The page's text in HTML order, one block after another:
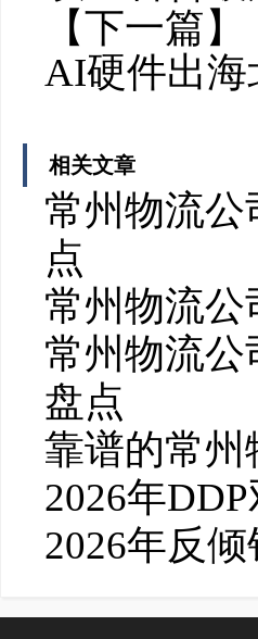
【下一篇】
AI硬件出海
相关文章
常州物流
点
常州物流
常州物流
盘点
靠谱的常州
2026年
2026年反